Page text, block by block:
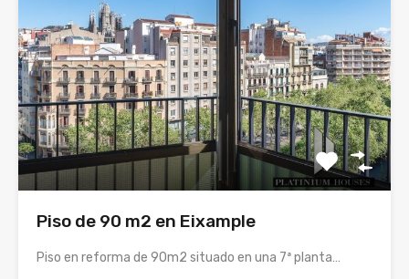
Piso de 90 m2 en Eixample
Piso en reforma de 90m2 situado en una 7ª planta…